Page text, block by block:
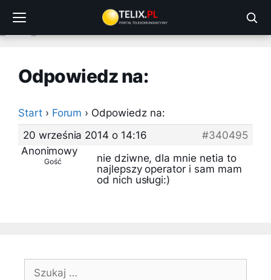
treści
Odpowiedz na:
Start › Forum › Odpowiedz na:
20 września 2014 o 14:16
#340495
Anonimowy
Gość
nie dziwne, dla mnie netia to
najlepszy operator i sam mam
od nich usługi:)
Szukaj: